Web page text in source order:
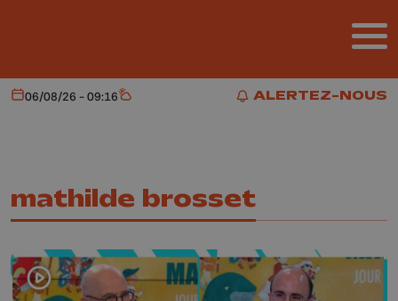
ALERTEZ-NOUS
ALERTEZ-NOUS
Aujourd'hui
06/08/26 - 09:16 Météo
mathilde brosset